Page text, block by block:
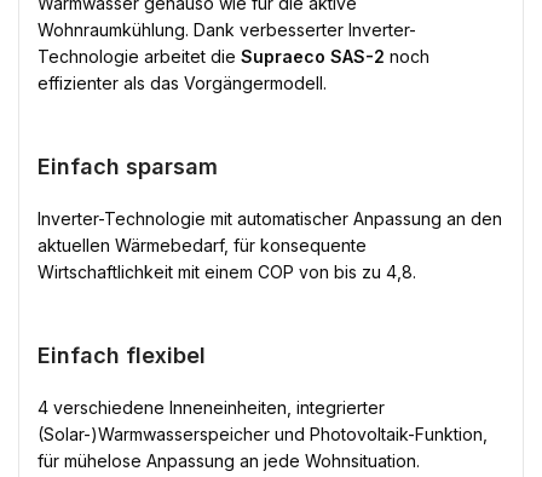
Wohnraumkühlung. Dank verbesserter Inverter-
Technologie arbeitet die Supraeco SAS-2 noch
effizienter als das Vorgängermodell.
Einfach sparsam
Inverter-Technologie mit automatischer Anpassung an den
aktuellen Wärmebedarf, für konsequente
Wirtschaftlichkeit mit einem COP von bis zu 4,8.
Einfach flexibel
4 verschiedene Inneneinheiten, integrierter
(Solar-)Warmwasserspeicher und Photovoltaik-Funktion,
für mühelose Anpassung an jede Wohnsituation.